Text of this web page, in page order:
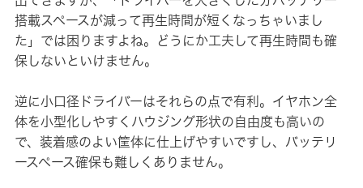
搭載スペースが減って再生時間が短くなっちゃいまし
た」では困りますよね。どうにか工夫して再生時間も確
保しないといけません。
逆に小口径ドライバーはそれらの点で有利。イヤホン全
体を小型化しやすくハウジング形状の自由度も高いの
で、装着感のよい筐体に仕上げやすいですし、バッテリ
ースペース確保も難しくありません。